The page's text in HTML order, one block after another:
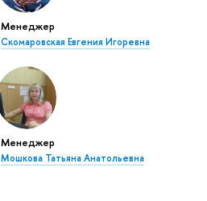
Менеджер
Скомаровская Евгения Игоревна
Менеджер
Мошкова Татьяна Анатольевна